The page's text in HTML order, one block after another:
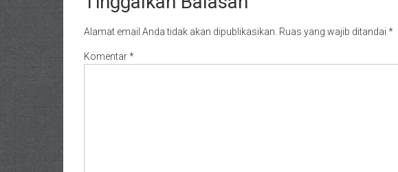
Alamat email Anda tidak akan dipublikasikan. Ruas yang wajib ditandai *
Komentar*